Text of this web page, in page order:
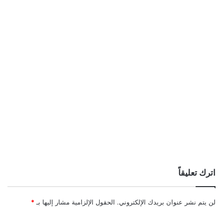
اترك تعليقاً
لن يتم نشر عنوان بريدك الإلكتروني. الحقول الإلزامية مشار إليها بـ *